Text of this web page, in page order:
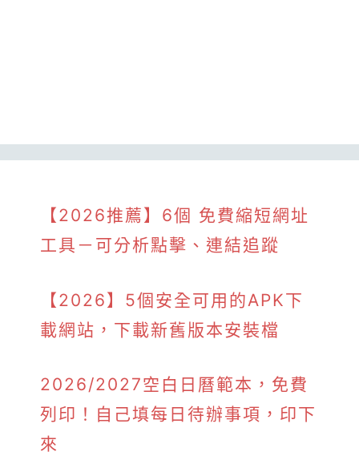
【2026推薦】6個 免費縮短網址
工具－可分析點擊、連結追蹤
【2026】5個安全可用的APK下
載網站，下載新舊版本安裝檔
2026/2027空白日曆範本，免費
列印！自己填每日待辦事項，印下
來